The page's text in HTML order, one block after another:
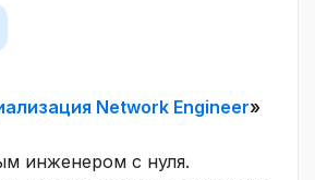
Network Engineer»
инженером с нуля.